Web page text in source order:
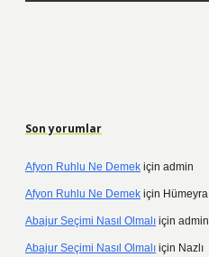
Son yorumlar
Afyon Ruhlu Ne Demek için admin
Afyon Ruhlu Ne Demek için Hümeyra
Abajur Seçimi Nasıl Olmalı için admin
Abajur Seçimi Nasıl Olmalı için Nazlı